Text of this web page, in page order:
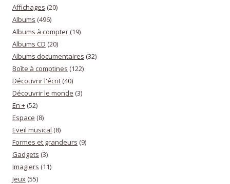
Affichages (20)
Albums (496)
Albums à compter (19)
Albums CD (20)
Albums documentaires (32)
Boîte à comptines (122)
Découvrir l'écrit (40)
Découvrir le monde (3)
En + (52)
Espace (8)
Eveil musical (8)
Formes et grandeurs (9)
Gadgets (3)
Imagiers (11)
Jeux (55)